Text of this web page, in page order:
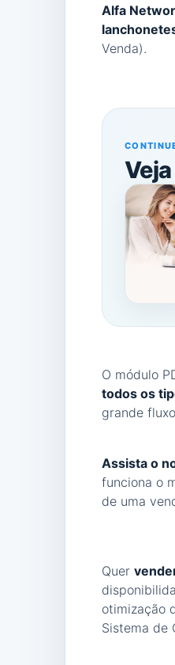
Alfa
Venda).
O módulo
todos os
grande
Assista o
funciona o
de uma
Quer
otimização
Sistema de